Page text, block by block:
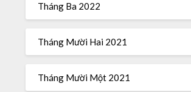
Tháng Ba 2022
Tháng Mười Hai 2021
Tháng Mười Một 2021